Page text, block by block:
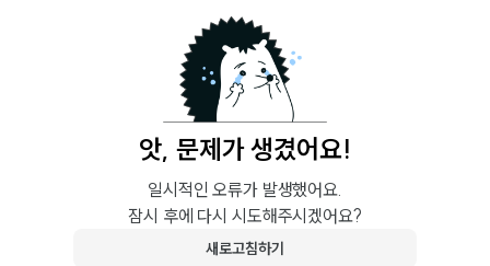
앗, 문제가 생겼어요!
일시적인 오류가 발생했어요.
잠시 후에 다시 시도해주시겠어요?
새로고침하기